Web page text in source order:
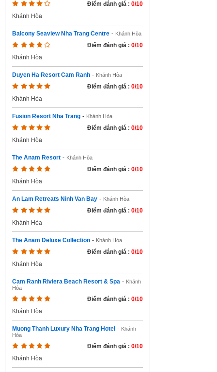
Điểm đánh giá : 0/10
Khánh Hòa
Balcony Seaview Nha Trang Centre - Khánh Hòa
Điểm đánh giá : 0/10
Khánh Hòa
Duyen Ha Resort Cam Ranh - Khánh Hòa
Điểm đánh giá : 0/10
Khánh Hòa
Fusion Resort Nha Trang - Khánh Hòa
Điểm đánh giá : 0/10
Khánh Hòa
The Anam Resort - Khánh Hòa
Điểm đánh giá : 0/10
Khánh Hòa
An Lam Retreats Ninh Van Bay - Khánh Hòa
Điểm đánh giá : 0/10
Khánh Hòa
The Anam Deluxe Collection - Khánh Hòa
Điểm đánh giá : 0/10
Khánh Hòa
Cam Ranh Riviera Beach Resort & Spa - Khánh
Hòa
Điểm đánh giá : 0/10
Khánh Hòa
Muong Thanh Luxury Nha Trang Hotel - Khánh
Hòa
Điểm đánh giá : 0/10
Khánh Hòa